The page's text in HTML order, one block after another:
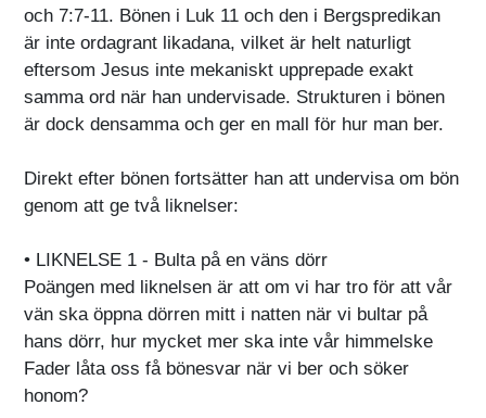
och 7:7-11. Bönen i Luk 11 och den i Bergspredikan
är inte ordagrant likadana, vilket är helt naturligt
eftersom Jesus inte mekaniskt upprepade exakt
samma ord när han undervisade. Strukturen i bönen
är dock densamma och ger en mall för hur man ber.
Direkt efter bönen fortsätter han att undervisa om bön
genom att ge två liknelser:
• LIKNELSE 1 - Bulta på en väns dörr
Poängen med liknelsen är att om vi har tro för att vår
vän ska öppna dörren mitt i natten när vi bultar på
hans dörr, hur mycket mer ska inte vår himmelske
Fader låta oss få bönesvar när vi ber och söker
honom?